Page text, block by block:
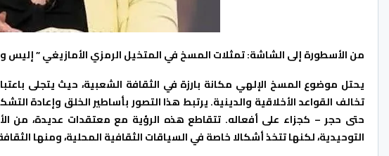
من الأسطورة إلى الشاشة: تمثلات المسخ في المتخيل الرمزي الأمازيغي ” إليس
يحتل موضوع المسخ الإلهي مكانة بارزة في الثقافة الشعبية، حيث يتجلى
تخالف القواعد الأخلاقية والدينية. يرتبط هذا التصور بأساطير الخلق وإعادة
حتى حجر – كجزاء على أفعاله. تتقاطع هذه الرؤية مع معتقدات عديدة، من
التوحيدية، لكنها تتخذ أشكالا خاصة في السياقات الثقافية المحلية، ومنها